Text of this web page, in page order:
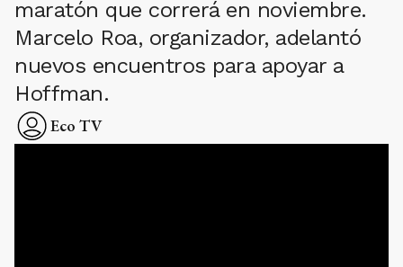
maratón que correrá en noviembre.
Marcelo Roa, organizador, adelantó
nuevos encuentros para apoyar a
Hoffman.
Eco TV